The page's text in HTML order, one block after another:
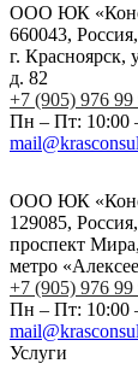
ООО ЮК
660043,
г.
д. 82
+7 (905) 976 99
Пн – Пт: 10:00
ООО ЮК
129085,
проспект
метро
+7 (905) 976 99
Пн – Пт: 10:00
Услуги